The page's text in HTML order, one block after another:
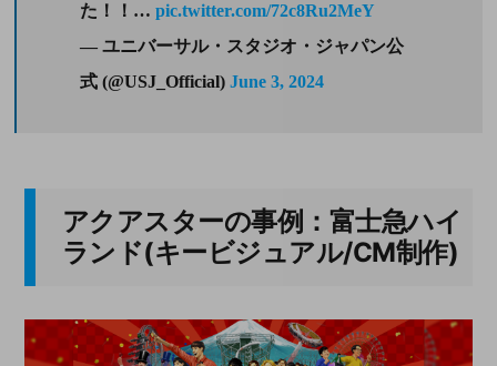
た！！… pic.twitter.com/72c8Ru2MeY
— ユニバーサル・スタジオ・ジャパン公
式 (@USJ_Official) June 3, 2024
アクアスターの事例：富士急ハイ
ランド(キービジュアル/CM制作)